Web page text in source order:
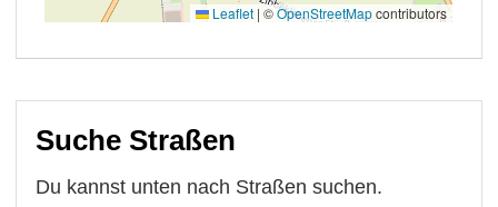
Suche Straßen
Du kannst unten nach Straßen suchen.